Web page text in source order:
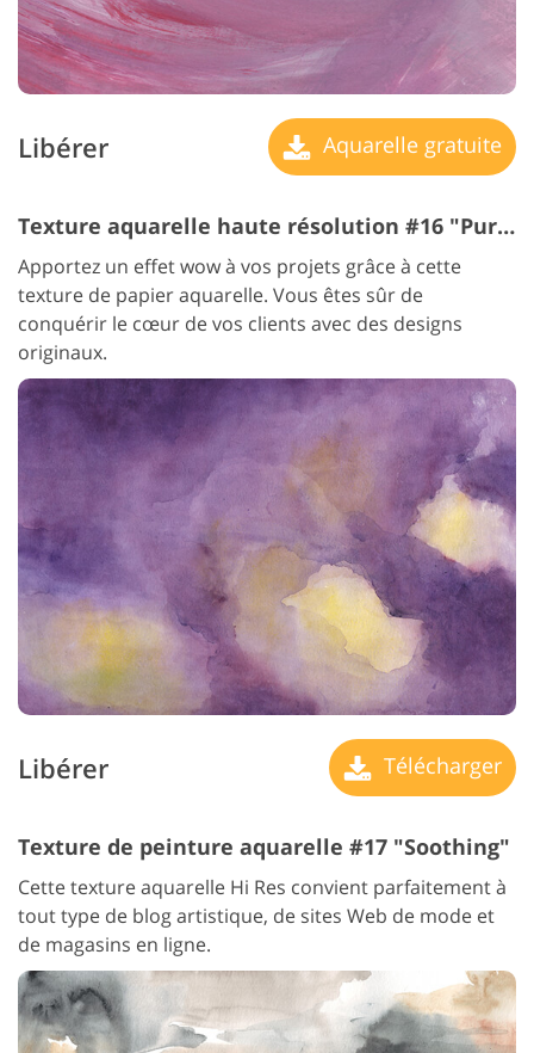
Libérer Aquarelle gratuite
Texture aquarelle haute résolution #16 "Purple Sunset"
Apportez un effet wow à vos projets grâce à cette
texture de papier aquarelle. Vous êtes sûr de
conquérir le cœur de vos clients avec des designs
originaux.
Libérer Télécharger
Texture de peinture aquarelle #17 "Soothing"
Cette texture aquarelle Hi Res convient parfaitement à
tout type de blog artistique, de sites Web de mode et
de magasins en ligne.